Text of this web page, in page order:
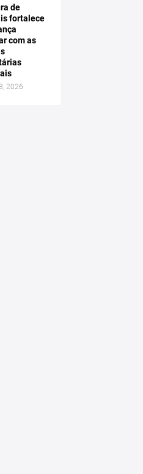
de
fortalece
com as
2026